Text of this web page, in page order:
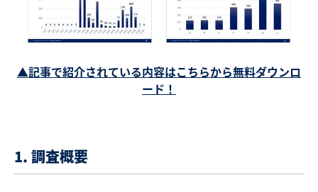
▲記事で紹介されている内容はこちらから無料ダウンロ
ード！
1. 調査概要